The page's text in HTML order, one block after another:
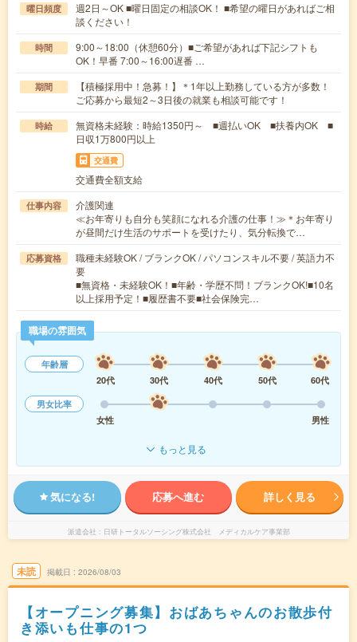
曜日頻度
週2日～OK ■曜日固定の相談OK！ ■希望の曜日があればご相
談ください！
時間
9:00～18:00（休憩60分）■ご希望があれば下記シフトも
OK！早番 7:00～16:00遅番 …
期間
【積極採用中！急募！】＊1年以上勤務している方が多数！
ご応募から最短2～3日後の就業も相談可能です！
時給
無資格未経験：時給1350円～ ■週払いOK ■扶養内OK ■
日収1万800円以上
交通費
交通費全額支給
仕事内容
介護関連
≪お年寄りも自分も笑顔になれる介護の仕事！≫＊お年寄り
が昼間だけ生活のサポートを受けたり、気分転換で…
応募資格
職種未経験OK / ブランクOK / パソコンスキル不要 / 英語力不
要
■無資格・未経験OK！■年齢・学歴不問！ブランクOK!■10名
以上採用予定！■履歴書不要■社会保険完…
職場の雰囲気
年齢層
20代
30代 40代 50代
60代
男女比率
女性
男性
もっと見る
気になる! 応募へ進む 詳しく見る
派遣会社 日研トータルソーシング株式会社 メディカルケア事業部
未読 掲載日 2026/08/03
【オープニング募集】おばあちゃんのお散歩付
き添いも仕事の1つ